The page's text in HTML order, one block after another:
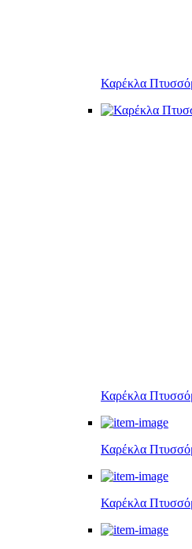
Καρέκλα
Καρέκλα
Καρέκλα
Καρέκλα